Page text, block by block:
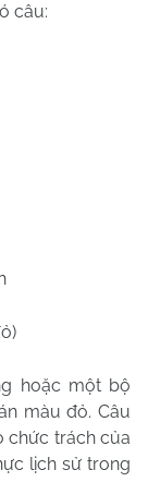
câu:
hoặc một bộ
màu đỏ. Câu
chức trách của
lịch sử trong